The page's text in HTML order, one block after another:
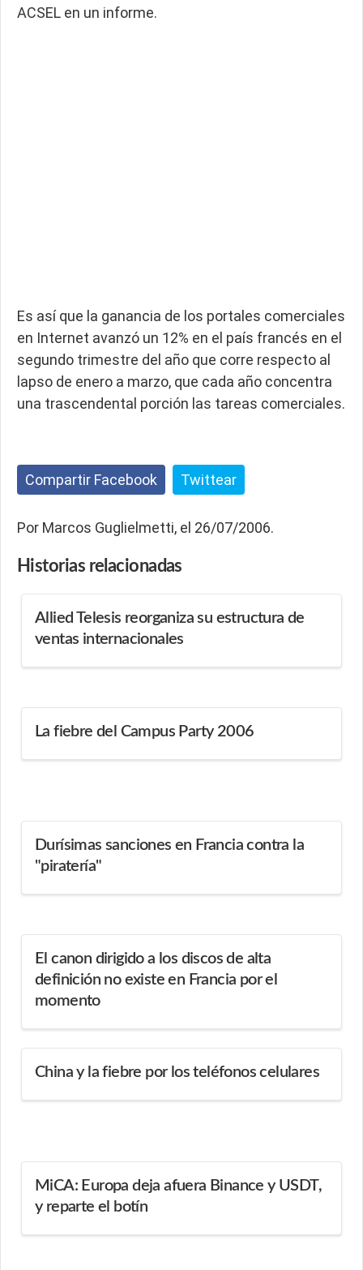
ACSEL en un informe.
Es así que la ganancia de los portales comerciales
en Internet avanzó un 12% en el país francés en el
segundo trimestre del año que corre respecto al
lapso de enero a marzo, que cada año concentra
una trascendental porción las tareas comerciales.
Compartir Facebook Twittear
Por Marcos Guglielmetti, el 26/07/2006.
Historias relacionadas
Allied Telesis reorganiza su estructura de
ventas internacionales
La fiebre del Campus Party 2006
Durísimas sanciones en Francia contra la
"piratería"
El canon dirigido a los discos de alta
definición no existe en Francia por el
momento
China y la fiebre por los teléfonos celulares
MiCA: Europa deja afuera Binance y USDT,
y reparte el botín